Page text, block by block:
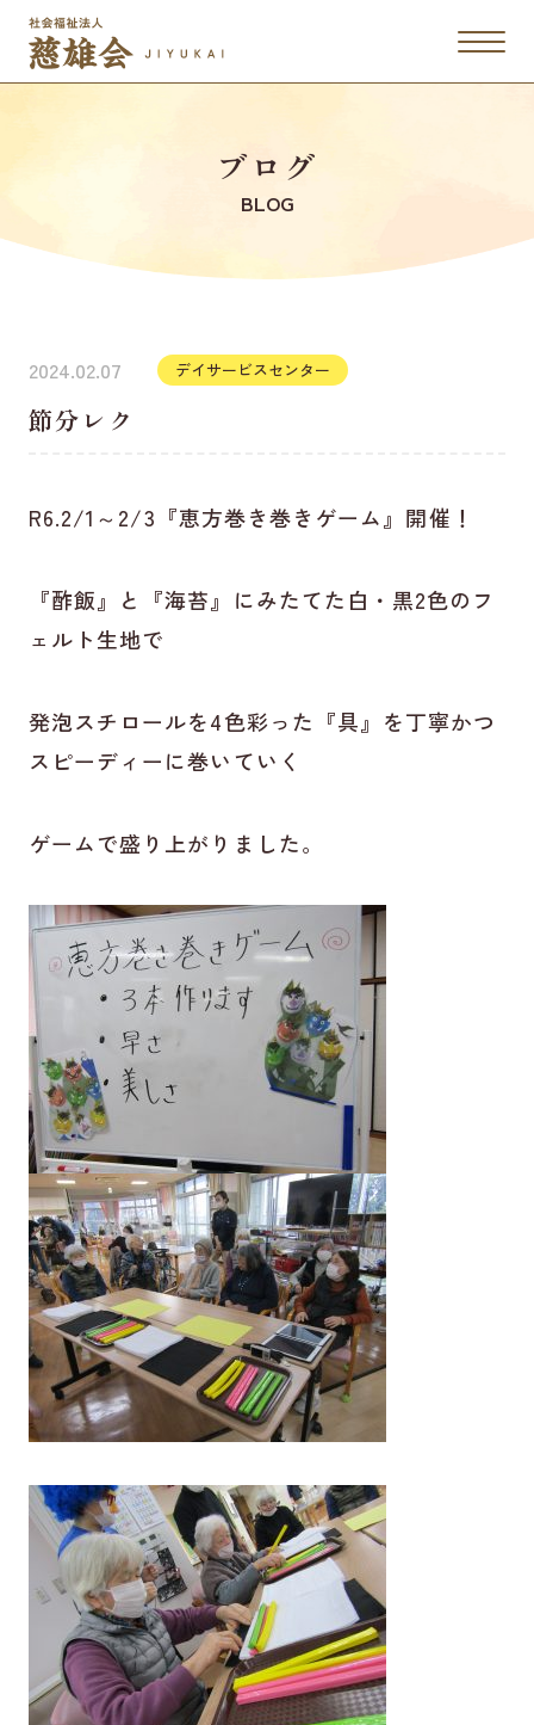
ブログ
BLOG
2024.02.07 デイサービスセンター
節分レク
R6.2/1～2/3『恵方巻き巻きゲーム』開催！
『酢飯』と『海苔』にみたてた白・黒2色のフ
ェルト生地で
発泡スチロールを4色彩った『具』を丁寧かつ
スピーディーに巻いていく
ゲームで盛り上がりました。